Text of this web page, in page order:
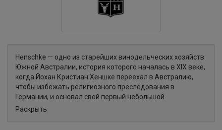
Henschke — одно из старейших винодельческих хозяйств
Южной Австралии, история которого началась в ХIX веке,
когда Йохан Кристиан Хеншке переехал в Австралию,
чтобы избежать религиозного преследования в
Германии, и основал свой первый небольшой
виноградник в городке Кейнетон. С тех пор сменилось
Раскрыть